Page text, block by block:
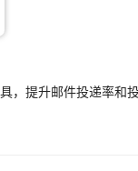
，提升邮件投递率和